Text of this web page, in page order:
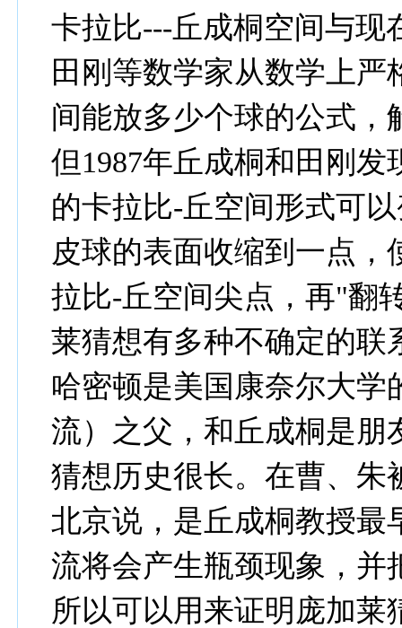
卡拉比---丘成桐空间与现
田刚等数学家从数学上
间能放多少个球的公式，
但1987年丘成桐和田刚
的卡拉比-丘空间形式可
皮球的表面收缩到一点
拉比-丘空间尖点，再"翻
莱猜想有多种不确定的联
哈密顿是美国康奈尔大学
流）之父，和丘成桐是朋
猜想历史很长。在曹、
北京说，是丘成桐教授最
流将会产生瓶颈现象，并
所以可以用来证明庞加莱